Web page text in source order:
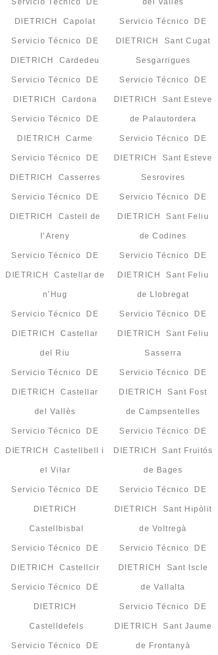
Servicio Técnico DE
DIETRICH Capolat
Servicio Técnico DE
DIETRICH Cardedeu
Servicio Técnico DE
DIETRICH Cardona
Servicio Técnico DE
DIETRICH Carme
Servicio Técnico DE
DIETRICH Casserres
Servicio Técnico DE
DIETRICH Castell de
l’Areny
Servicio Técnico DE
DIETRICH Castellar de
n’Hug
Servicio Técnico DE
DIETRICH Castellar
del Riu
Servicio Técnico DE
DIETRICH Castellar
del Vallès
Servicio Técnico DE
DIETRICH Castellbell i
el Vilar
Servicio Técnico DE
DIETRICH
Castellbisbal
Servicio Técnico DE
DIETRICH Castellcir
Servicio Técnico DE
DIETRICH
Castelldefels
Servicio Técnico DE
del Vallès
Servicio Técnico DE
DIETRICH Sant Cugat
Sesgarrigues
Servicio Técnico DE
DIETRICH Sant Esteve
de Palautordera
Servicio Técnico DE
DIETRICH Sant Esteve
Sesrovires
Servicio Técnico DE
DIETRICH Sant Feliu
de Codines
Servicio Técnico DE
DIETRICH Sant Feliu
de Llobregat
Servicio Técnico DE
DIETRICH Sant Feliu
Sasserra
Servicio Técnico DE
DIETRICH Sant Fost
de Campsentelles
Servicio Técnico DE
DIETRICH Sant Fruitós
de Bages
Servicio Técnico DE
DIETRICH Sant Hipòlit
de Voltregà
Servicio Técnico DE
DIETRICH Sant Iscle
de Vallalta
Servicio Técnico DE
DIETRICH Sant Jaume
de Frontanyà